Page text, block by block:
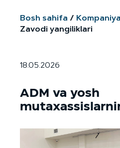
Bosh sahifa
Zavodi yangiliklari
18.05.2026
ADM va yosh